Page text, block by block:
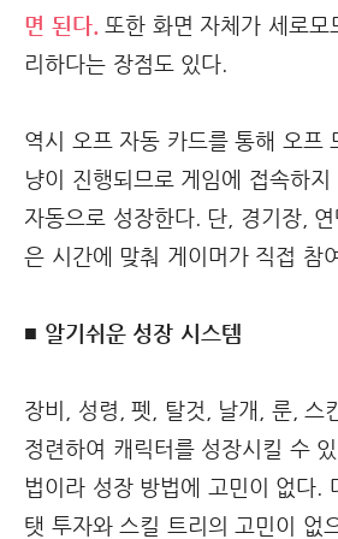
면 된다. 또한 화면 자체가 세로모
리하다는 장점도 있다.
역시 오프 자동 카드를 통해 오프
냥이 진행되므로 게임에 접속하
자동으로 성장한다. 단, 경기장,
은 시간에 맞춰 게이머가 직접 참
■ 알기쉬운 성장 시스템
장비, 성령, 펫, 탈것, 날개, 룬, 스
정련하여 캐릭터를 성장시킬 수
법이라 성장 방법에 고민이 없다.
탯 투자와 스킬 트리의 고민이 없